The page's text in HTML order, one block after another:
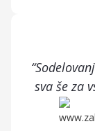
sva še za